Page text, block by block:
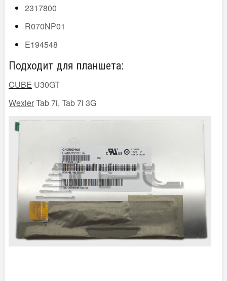
2317800
R070NP01
E194548
Подходит для планшета:
CUBE U30GT
WexlerTab 7i, Tab 7i 3G